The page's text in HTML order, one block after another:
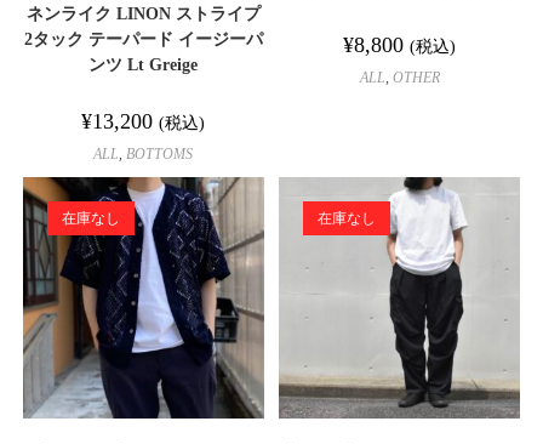
ネンライク LINON ストライプ
2タック テーパード イージーパ
ンツ Lt Greige
¥13,200 (税込)
ALL,BOTTOMS
¥8,800 (税込)
ALL, OTHER
在庫なし 在庫なし